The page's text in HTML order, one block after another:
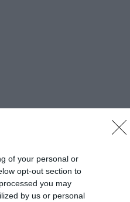
of your personal or
opt-out section to
you may
by us or personal